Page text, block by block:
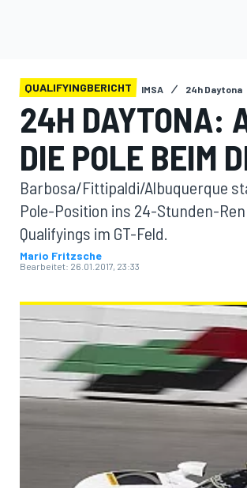
QUALIFYINGBERICHT IMSA 24h Daytona
24H DAYTONA:
DIE POLE BEIM
Barbosa/Fittipaldi/Albuquerque
Pole-Position ins 24-Stunden-
Qualifyings im GT-Feld.
Mario Fritzsche
Bearbeitet: 26.01.2017, 23:33